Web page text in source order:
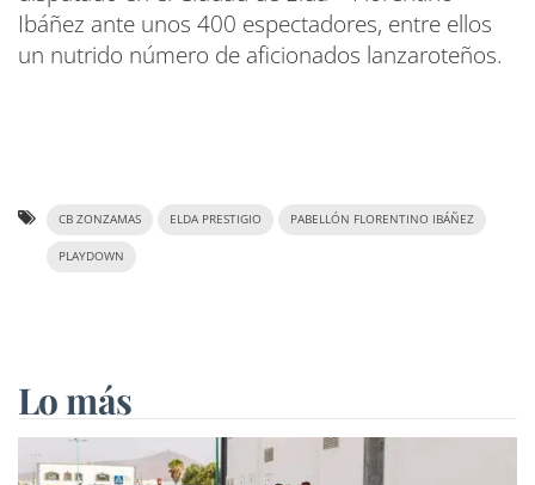
Ibáñez ante unos 400 espectadores, entre ellos
un nutrido número de aficionados lanzaroteños.
CB ZONZAMAS ELDA PRESTIGIO PABELLÓN FLORENTINO IBÁÑEZ
PLAYDOWN
Lo más